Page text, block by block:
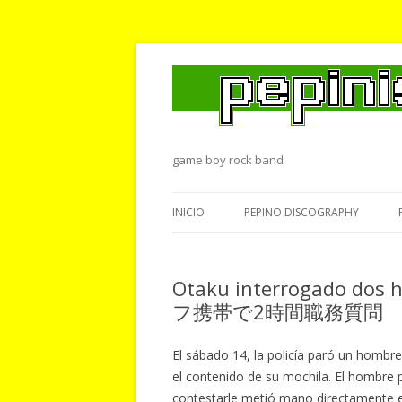
game boy rock band
INICIO PEPINO DISCOGRAPHY
Otaku interrogado dos
フ携帯で2時間職務質問
El sábado 14, la policía paró un
el contenido de su mochila. El
contestarle metió mano directamente